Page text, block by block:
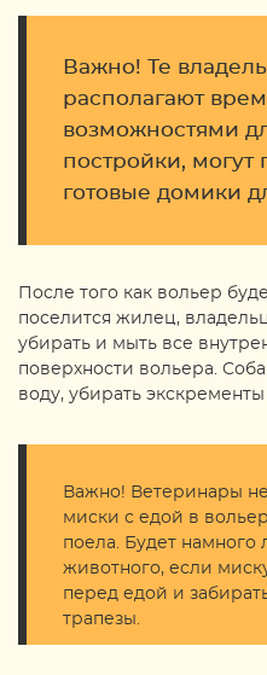
Важно! Те
располагают
возможностями
постройки, могут
готовые домики
После того как вольер
поселится жилец,
убирать и мыть все
поверхности вольера.
воду, убирать
Важно! Ветеринары
миски с едой в
поела. Будет намного
животного, если
перед едой и
трапезы.